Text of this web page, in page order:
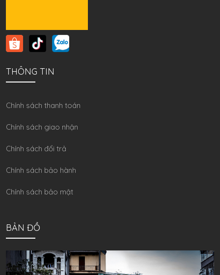
THÔNG TIN
Chính sách thanh toán
Chính sách giao nhận
Chính sách đổi trả
Chính sách bảo hành
Chính sách bảo mật
BẢN ĐỒ